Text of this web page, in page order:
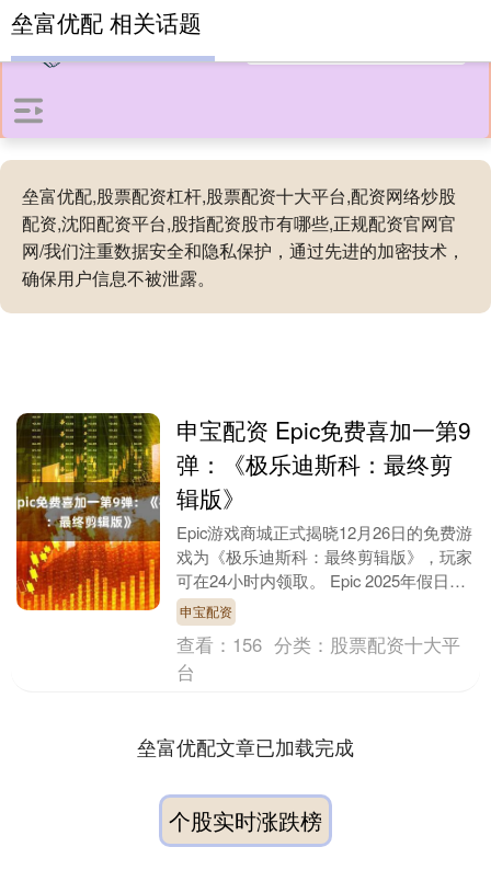
垒富优配,股票配资杠杆,股票配资十大平台,配资网络炒股
配资,沈阳配资平台,股指配资股市有哪些,正规配资官网官
网/我们注重数据安全和隐私保护，通过先进的加密技术，
确保用户信息不被泄露。
垒富优配 相关话题
申宝配资 Epic免费喜加一第9
弹：《极乐迪斯科：最终剪
辑版》
Epic游戏商城正式揭晓12月26日的免费游
戏为《极乐迪斯科：最终剪辑版》，玩家
可在24小时内领取。 Epic 2025年假日赠
送活动近日的免费作品为《赤痕：夜....
申宝配资
查看： 156 分类： 股票配资十大平
台
垒富优配文章已加载完成
个股实时涨跌榜